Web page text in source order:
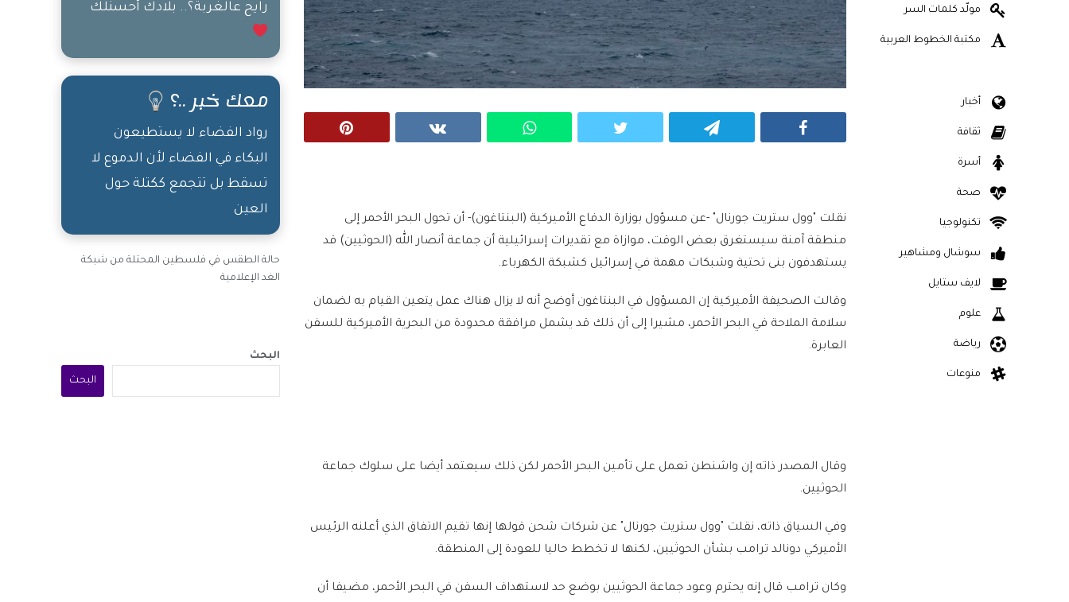
نقلت "وول ستريت جورنال" -عن مسؤول بوزارة الدفاع الأميركية (البنتاغون)- أن تحول البحر الأحمر إلى
منطقة آمنة سيستغرق بعض الوقت، موازاة مع تقديرات إسرائيلية أن جماعة أنصار الله (الحوثيين) قد
يستهدفون بنى تحتية وشبكات مهمة في إسرائيل كشبكة الكهرباء.
وقالت الصحيفة الأميركية إن المسؤول في البنتاغون أوضح أنه لا يزال هناك عمل يتعين القيام به لضمان
سلامة الملاحة في البحر الأحمر، مشيرا إلى أن ذلك قد يشمل مرافقة محدودة من البحرية الأميركية للسفن
العابرة.
وقال المصدر ذاته إن واشنطن تعمل على تأمين البحر الأحمر لكن ذلك سيعتمد أيضا على سلوك جماعة
الحوثيين.
وفي السياق ذاته، نقلت "وول ستريت جورنال" عن شركات شحن قولها إنها تقيم الاتفاق الذي أعلنه الرئيس
الأميركي دونالد ترامب بشأن الحوثيين، لكنها لا تخطط حاليا للعودة إلى المنطقة.
وكان ترامب قال إنه يحترم وعود جماعة الحوثيين بوضع حد لاستهداف السفن في البحر الأحمر، مضيفا أن
رايح عالغربة؟.. بلادك أحسنلك
معك خبر ..؟
رواد الفضاء لا يستطيعون
البكاء في الفضاء لأن الدموع لا
تسقط بل تتجمع ككتلة حول
العين
حالة الطقس في فلسطين المحتلة من شبكة
الغد الإعلامية
البحث
البحث
مولّد كلمات السر
مكتبة الخطوط العربية
أخبار
ثقافة
أسرة
صحة
تكنولوجيا
سوشال ومشاهير
لايف ستايل
علوم
رياضة
منوعات